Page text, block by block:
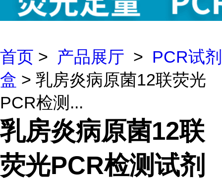
首页 > 产品展厅 > PCR试剂
盒 > 乳房炎病原菌12联荧光
PCR检测...
乳房炎病原菌12联
荧光PCR检测试剂